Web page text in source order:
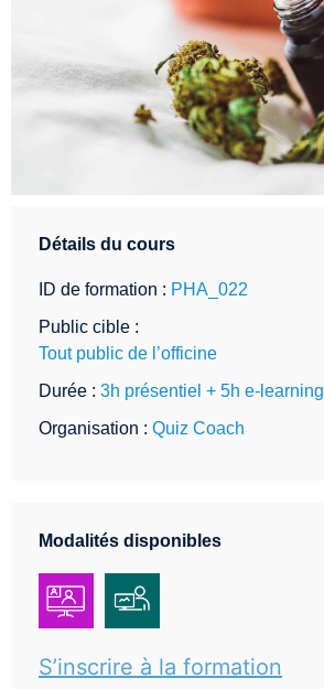
Détails du cours
ID de formation : PHA_022
Public cible :
Tout public de l’officine
Durée : 3h présentiel + 5h e-learning
Organisation : Quiz Coach
Modalités disponibles
S’inscrire à la formation